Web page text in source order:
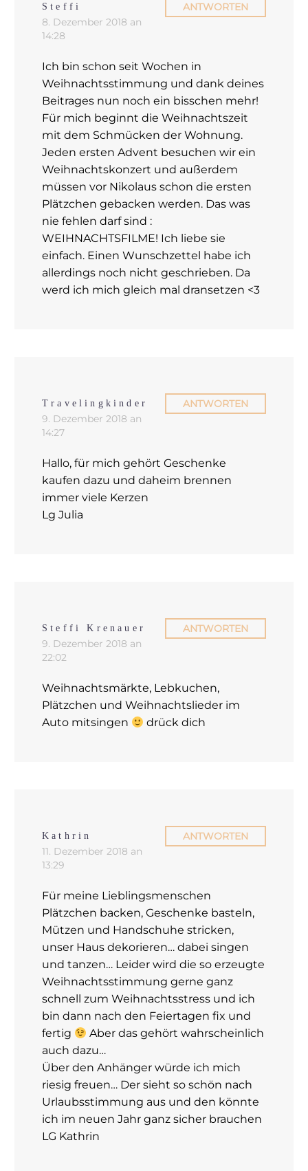
Steffi
8. Dezember 2018 an
14:28
ANTWORTEN
Ich bin schon seit Wochen in
Weihnachtsstimmung und dank deines
Beitrages nun noch ein bisschen mehr!
Für mich beginnt die Weihnachtszeit
mit dem Schmücken der Wohnung.
Jeden ersten Advent besuchen wir ein
Weihnachtskonzert und außerdem
müssen vor Nikolaus schon die ersten
Plätzchen gebacken werden. Das was
nie fehlen darf sind :
WEIHNACHTSFILME! Ich liebe sie
einfach. Einen Wunschzettel habe ich
allerdings noch nicht geschrieben. Da
werd ich mich gleich mal dransetzen <3
Travelingkinder
9. Dezember 2018 an
14:27
ANTWORTEN
Hallo, für mich gehört Geschenke
kaufen dazu und daheim brennen
immer viele Kerzen
Lg Julia
Steffi Krenauer
9. Dezember 2018 an
22:02
ANTWORTEN
Weihnachtsmärkte, Lebkuchen,
Plätzchen und Weihnachtslieder im
Auto mitsingen
drück dich
Kathrin
11. Dezember 2018 an
13:29
ANTWORTEN
Für meine Lieblingsmenschen
Plätzchen backen, Geschenke basteln,
Mützen und Handschuhe stricken,
unser Haus dekorieren… dabei singen
und tanzen… Leider wird die so erzeugte
Weihnachtsstimmung gerne ganz
schnell zum Weihnachtsstress und ich
bin dann nach den Feiertagen fix und
fertig
Aber das gehört wahrscheinlich
auch dazu…
Über den Anhänger würde ich mich
riesig freuen… Der sieht so schön nach
Urlaubsstimmung aus und den könnte
ich im neuen Jahr ganz sicher brauchen
LG Kathrin